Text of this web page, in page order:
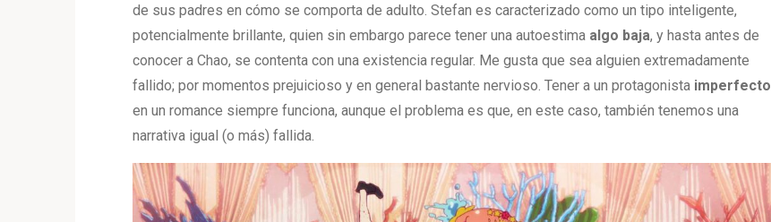
de sus padres en cómo se comporta de adulto. Stefan es caracterizado como un tipo inteligente,
potencialmente brillante, quien sin embargo parece tener una autoestima algo baja, y hasta antes de
conocer a Chao, se contenta con una existencia regular. Me gusta que sea alguien extremadamente
fallido; por momentos prejuicioso y en general bastante nervioso. Tener a un protagonista imperfecto
en un romance siempre funciona, aunque el problema es que, en este caso, también tenemos una
narrativa igual (o más) fallida.